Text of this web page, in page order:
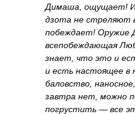
Димаша, ощущает! И
дзота не стреляют
побеждает!
всепобеждающая
знает, что это и
и есть настоящее в
баловство,
завтра нет, можно
погрустить — все